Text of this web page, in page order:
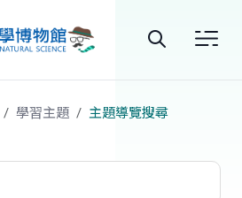
站
尋
學習主題 主題導覽搜尋